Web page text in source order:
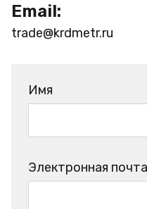
Email:
trade@krdmetr.ru
Имя
Электронная почта